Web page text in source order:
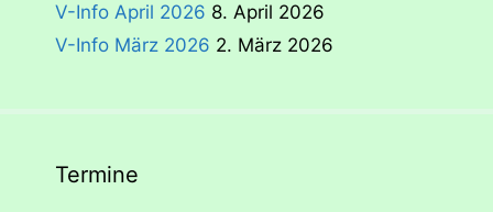
V-Info April 2026 8. April 2026
V-Info März 2026 2. März 2026
Termine